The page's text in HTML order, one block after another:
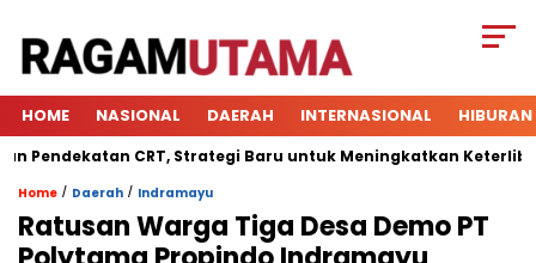
HOME NASIONAL DAERAH INTERNASIONAL HIBURAN
CRT, Strategi Baru untuk Meningkatkan Keterlibatan
Home / Daerah / Indramayu
Ratusan Warga Tiga Desa Demo PT